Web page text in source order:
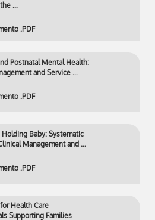
…
.PDF
Postnatal Mental Health:
and Service …
.PDF
Baby: Systematic
Management and …
.PDF
Health Care
Supporting Families